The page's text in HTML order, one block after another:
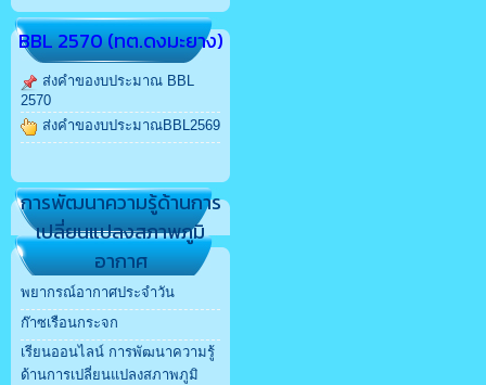
BBL 2570 (ทต.ดงมะยาง)
ส่งคำของบประมาณ BBL
2570
ส่งคำของบประมาณBBL2569
การพัฒนาความรู้ด้านการ
เปลี่ยนแปลงสภาพภูมิ
อากาศ
พยากรณ์อากาศประจำวัน
ก๊าซเรือนกระจก
เรียนออนไลน์ การพัฒนาความรู้
ด้านการเปลี่ยนแปลงสภาพภูมิ